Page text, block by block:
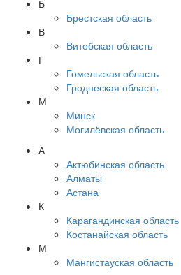
Б
Брестская область
В
Витебская область
Г
Гомельская область
Гроднеская область
М
Минск
Могилёвская область
А
Актюбинская область
Алматы
Астана
К
Карагандинская область
Костанайская область
М
Мангистауская область